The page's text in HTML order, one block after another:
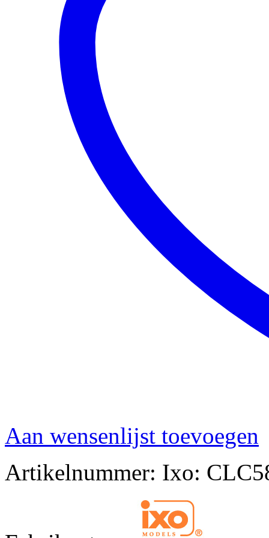
Aan wensenlijst toevoegen
Artikelnummer: Ixo: